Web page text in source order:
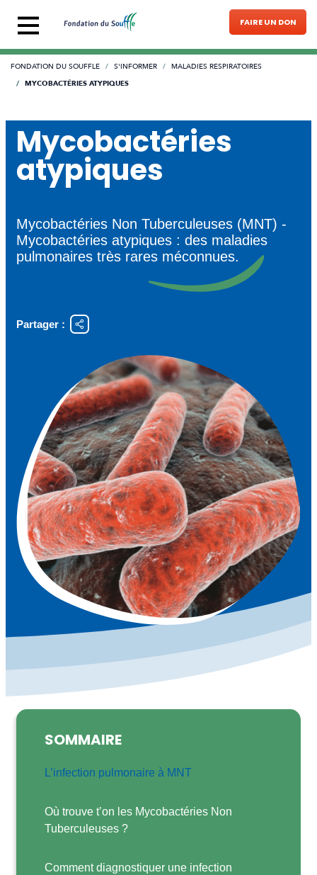
FAIRE UN DON
Fil d'Ariane
FONDATION DU SOUFFLE S'INFORMER
MALADIES RESPIRATOIRES
MYCOBACTÉRIES ATYPIQUES
Mycobactéries
atypiques
Mycobactéries Non Tuberculeuses (MNT) -
Mycobactéries atypiques : des maladies
pulmonaires très rares méconnues.
Partager :
SOMMAIRE
L’infection pulmonaire à MNT
Où trouve t’on les Mycobactéries Non
Tuberculeuses ?
Comment diagnostiquer une infection